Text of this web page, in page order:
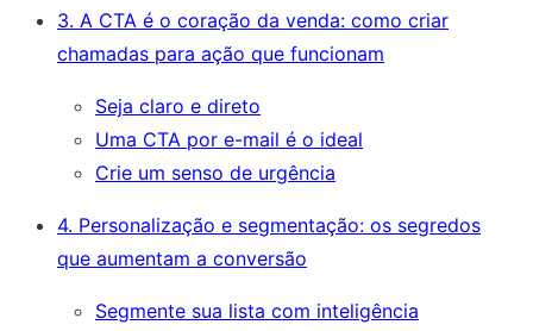
3. A CTA é o coração da venda: como criar
chamadas para ação que funcionam
Seja claro e direto
Uma CTA por e-mail é o ideal
Crie um senso de urgência
4. Personalização e segmentação: os segredos
que aumentam a conversão
Segmente sua lista com inteligência